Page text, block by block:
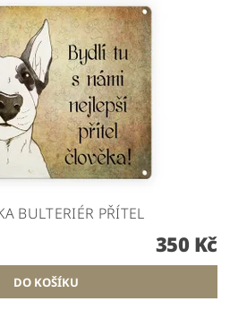
BULTERIÉR PŘÍTEL
350 Kč